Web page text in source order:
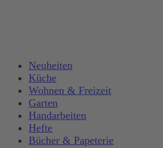
Neuheiten
Küche
Wohnen & Freizeit
Garten
Handarbeiten
Hefte
Bücher & Papeterie